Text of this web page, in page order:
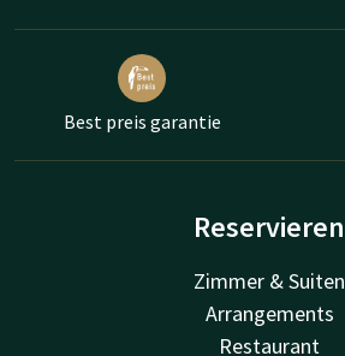
Best preis garantie
Reservieren
Zimmer & Suiten
Arrangements
Restaurant